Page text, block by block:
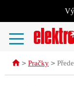
> Pračky >